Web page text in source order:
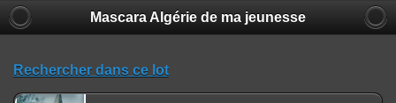
Mascara Algérie de ma jeunesse
Rechercher dans ce lot